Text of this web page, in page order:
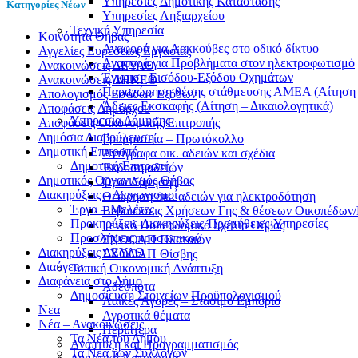
Υπηρεσίες Ληξιαρχείου
Τεχνική Υπηρεσία
Αναφορά για Λακκούβες στο οδικό δίκτυο
Αναφορά για Προβλήματα στον ηλεκτροφωτισμό
Έγκριση Εισόδου-Εξόδου Οχημάτων
Παραχώρηση θέσης στάθμευσης ΑΜΕΑ (Αίτηση –
Άδειες Εκσκαφής (Αίτηση – Δικαιολογητικά)
Υπηρεσία Δόμησης
Γραμματεία – Πρωτόκολλο
Αντίγραφα οικ. αδειών και σχέδια
Έκδοση αδειών
Όροι Δόμησης
Θεώρηση οικ. αδειών για ηλεκτροδότηση
Βεβαιώσεις Χρήσεων Γης & θέσεων
Γενικό Πολεοδομικό Σχέδιο Θήβας
ΣΧΟΟΑΠ Πλαταιών
ΣΧΟΟΑΠ Θίσβης
Τοπική Οικονομική Ανάπτυξη
Αδέσποτα
Λαϊκές Αγορές – Στάσιμο Εμπόριο
Αγροτικά θέματα
Περίπτερα
Ανάπτυξη και Προγραμματισμός
Κατηγορίες Νέων
Kοινότητα Θήβας
Αγγελίες Ευρέσεως Εργασίας
Ανακοινώσεις ΔΕΥΑΘ
Ανακοινώσεις ΔΗΚΕΘ
Απολογισμός Εσόδων Εξόδων
Αποφάσεις Δημάρχου
Αποφάσεις Οικονομικής Επιτροπής
Δημόσια Διαβούλευση
Δημοτική Επιτροπή
Δημοτική Επιτροπή
Δημοτικός Οργανισμός Θήβας
Διακηρύξεις – Διαγωνισμοί
Έργα – Μελέτες
Προκηρύξεις-Διακηρύξεις-Προμήθειες-Υπηρεσίες
Προσλήψεις προσωπικού
Διακηρύξεις ΔΕΥΑΘ
Διαύγεια
Διαφάνεια στο Δήμο
Δημοσίευση Στοιχείων Προϋπολογισμού
Νεα
Νέα – Ανακοινώσεις
Τα Νέα του Δήμου
Τα Νέα των Συλλόγων